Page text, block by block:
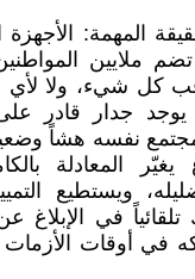
المهمة: الأجهزة
ملايين
كل شيء، ولا
يوجد جدار قادر
نفسه هشاً
المعادلة
ويستطيع
في الإبلاغ
أوقات الأزمات